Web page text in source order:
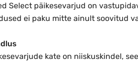
Select päikesevarjud on
ei paku mitte ainult soovitud
kate on niiskuskindel,